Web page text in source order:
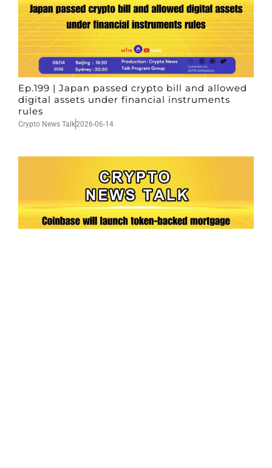
Ep.199 | Japan passed crypto bill and allowed
digital assets under financial instruments
rules
Crypto News Talk2026-06-14